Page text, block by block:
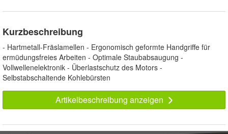
Kurzbeschreibung
- Hartmetall-Fräslamellen - Ergonomisch geformte Handgriffe für
ermüdungsfreies Arbeiten - Optimale Staubabsaugung -
Vollwellenelektronik - Überlastschutz des Motors -
Selbstabschaltende Kohlebürsten
Artikelbeschreibung anzeigen